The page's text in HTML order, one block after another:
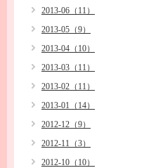
2013-06（11）
2013-05（9）
2013-04（10）
2013-03（11）
2013-02（11）
2013-01（14）
2012-12（9）
2012-11（3）
2012-10（10）